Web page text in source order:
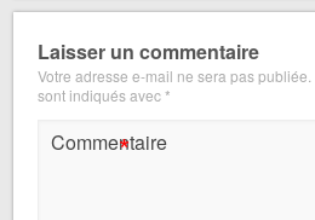
Laisser un commentaire
Votre adresse e-mail ne sera pas publiée.
sont indiqués avec*
Commentaire
*